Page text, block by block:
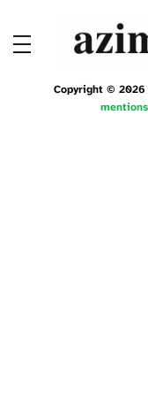
Copyright © 2026